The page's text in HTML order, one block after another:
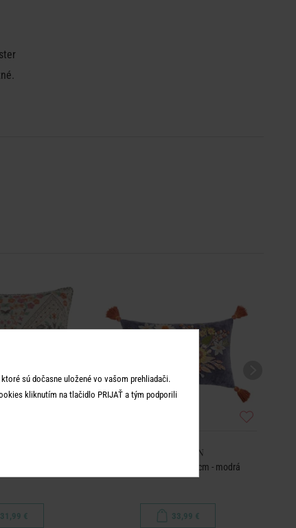
31,99 €
BOHEMIAN
Vankúš kvety 35 x 50 cm - modrá
33,99 €
sú dočasne uložené vo vašom prehliadači.
kliknutím na tlačidlo PRIJAŤ a tým podporili